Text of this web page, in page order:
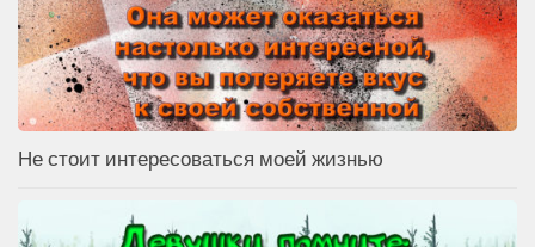
Не стоит интересоваться моей жизнью